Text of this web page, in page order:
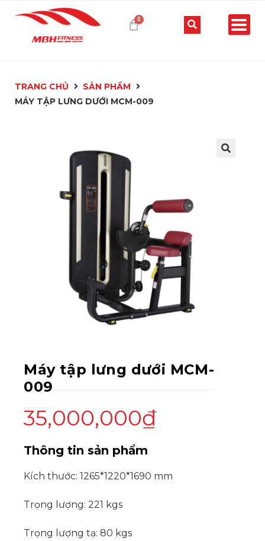
TRANG CHỦ
SẢN PHẨM
MÁY TẬP LƯNG DƯỚI MCM-009
Máy tập lưng dưới MCM-
009
35,000,000₫
Thông tin sản phẩm
Kích thước: 1265*1220*1690 mm
Trọng lượng: 221 kgs
Trọng lượng tạ: 80 kgs